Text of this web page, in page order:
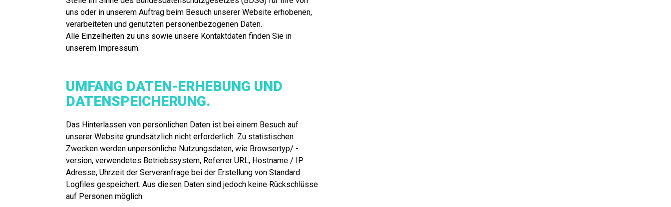
uns oder in unserem Auftrag beim Besuch unserer Website erhobenen,
verarbeiteten und genutzten personenbezogenen Daten.
Alle Einzelheiten zu uns sowie unsere Kontaktdaten finden Sie in
unserem Impressum.
UMFANG DATEN-ERHEBUNG UND
DATENSPEICHERUNG.
Das Hinterlassen von persönlichen Daten ist bei einem Besuch auf
unserer Website grundsätzlich nicht erforderlich. Zu statistischen
Zwecken werden unpersönliche Nutzungsdaten, wie Browsertyp/ -
version, verwendetes Betriebssystem, Referrer URL, Hostname / IP
Adresse, Uhrzeit der Serveranfrage bei der Erstellung von Standard
Logfiles gespeichert. Aus diesen Daten sind jedoch keine Rückschlüsse
auf Personen möglich.